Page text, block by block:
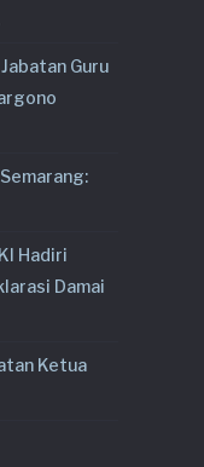
Guru
Hadiri
Damai
Ketua